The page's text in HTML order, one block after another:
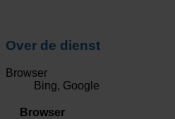
Over de dienst
Browser
Bing, Google
Browser